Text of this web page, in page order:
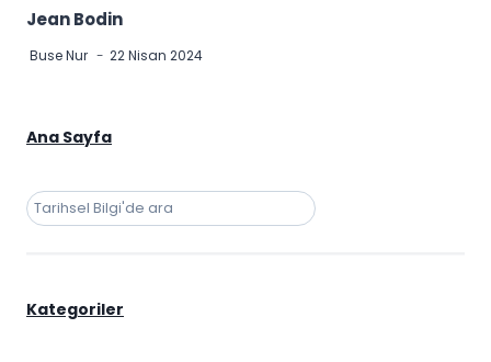
Jean Bodin
Buse Nur 22 Nisan 2024
Ana Sayfa
Ara
Kategoriler